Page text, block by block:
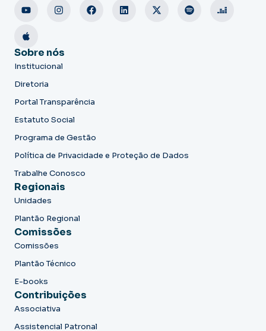
Sobre nós
Institucional
Diretoria
Portal Transparência
Estatuto Social
Programa de Gestão
Política de Privacidade e Proteção de Dados
Trabalhe Conosco
Regionais
Unidades
Plantão Regional
Comissões
Comissões
Plantão Técnico
E-books
Contribuições
Associativa
Assistencial Patronal